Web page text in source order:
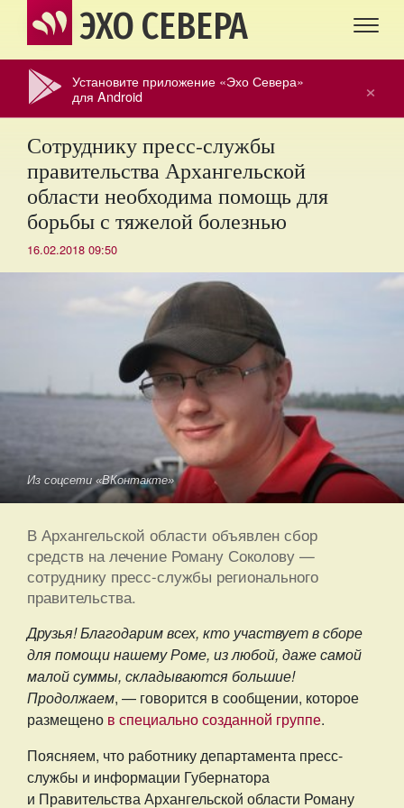
ЭХО СЕВЕРА
×
Установите приложение «Эхо Севера»
для Android
Сотруднику пресс-службы
правительства Архангельской
области необходима помощь для
борьбы с тяжелой болезнью
16.02.2018 09:50
Из соцсети «ВКонтакте»
В Архангельской области объявлен сбор
средств на лечение Роману Соколову —
сотруднику пресс-службы регионального
правительства.
Друзья! Благодарим всех, кто участвует в сборе
для помощи нашему Роме, из любой, даже самой
малой суммы, складываются большие!
Продолжаем, — говорится в сообщении, которое
размещено в специально созданной группе.
Поясняем, что работнику департамента пресс-
службы и информации Губернатора
и Правительства Архангельской области Роману